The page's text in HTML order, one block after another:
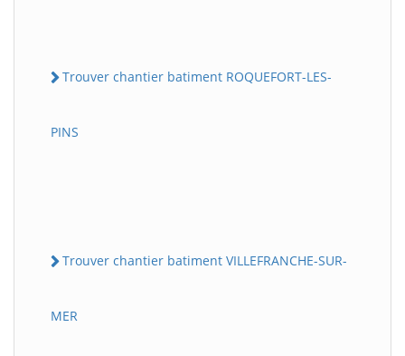
Trouver chantier batiment ROQUEFORT-LES-
PINS
Trouver chantier batiment VILLEFRANCHE-SUR-
MER